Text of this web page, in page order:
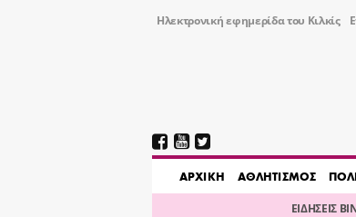
Ηλεκτρονική εφημερίδα του Κιλκίς
AΡΧΙΚΗ ΑΘΛΗΤΙΣΜΟΣ
ΕΙΔΗΣΕΙΣ